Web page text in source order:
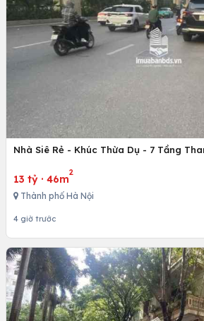
Nhà Siê Rẻ - Khúc Thừa Dụ - 7 Tầng
13 tỷ · 46m
2
Thành phố Hà Nội
4 giờ trước